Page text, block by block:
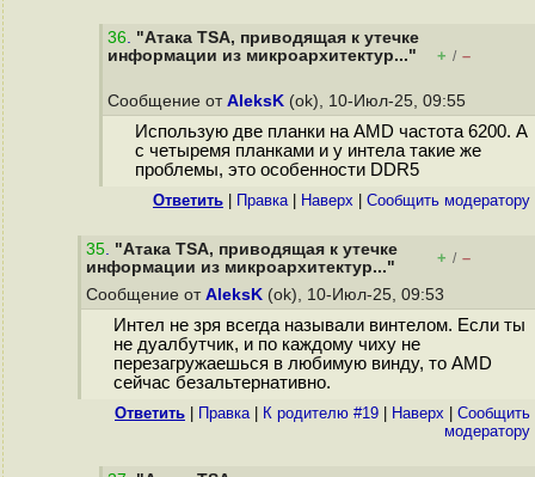
36. "Атака TSA, приводящая к утечке
информации из микроархитектур..."
+ / –
Сообщение от AleksK (ok), 10-Июл-25, 09:55
Использую две планки на AMD частота 6200. А
с четыремя планками и у интела такие же
проблемы, это особенности DDR5
Ответить Правка| Наверх Cообщить модератору
35. "Атака TSA, приводящая к утечке
информации из микроархитектур..."
+ / –
Сообщение от AleksK (ok), 10-Июл-25, 09:53
Интел не зря всегда называли винтелом. Если ты
не дуалбутчик, и по каждому чиху не
перезагружаешься в любимую винду, то AMD
сейчас безальтернативно.
Ответить Правка| К родителю #19 Наверх
Cообщить
модератору